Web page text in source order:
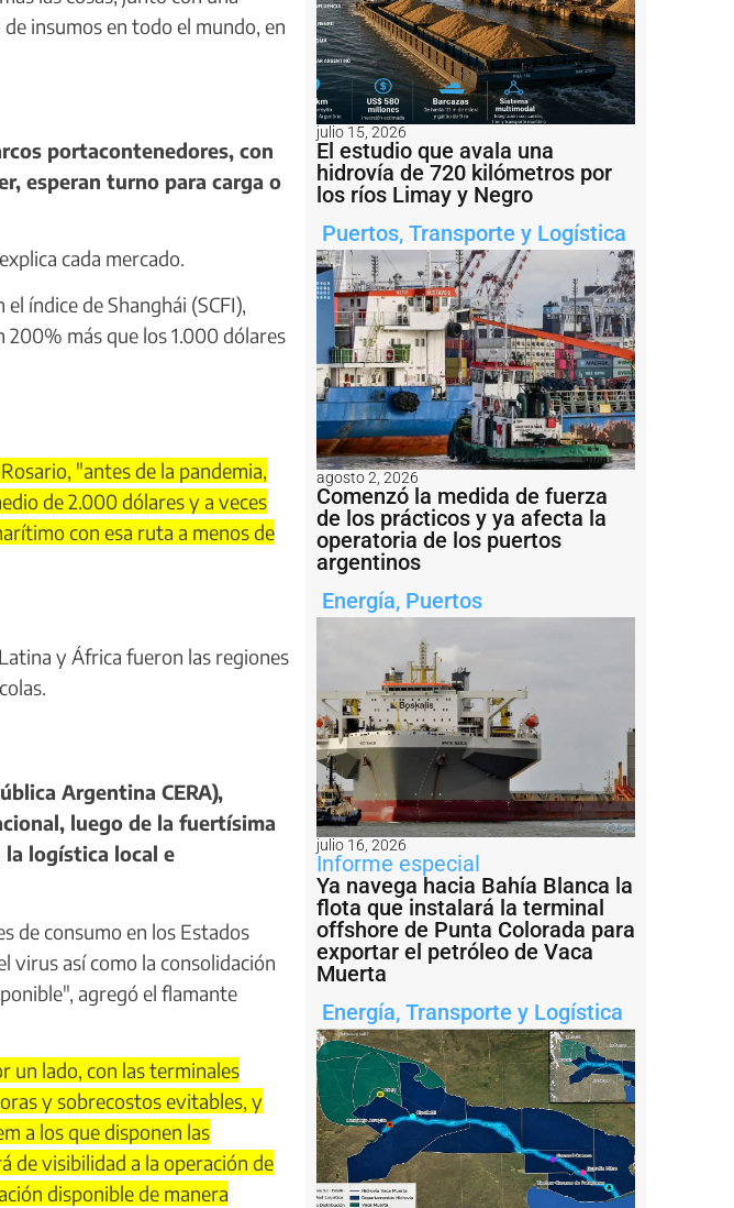
insumos en todo el mundo, en
portacontenedores, con
esperan turno para carga o
cada mercado.
índice de Shanghái (SCFI),
200% más que los 1.000 dólares
"antes de la pandemia,
de 2.000 dólares y a veces
con esa ruta a menos de
y África fueron las regiones
Argentina CERA),
luego de la fuertísima
la logística local e
de consumo en los Estados
virus así como la consolidación
agregó el flamante
un lado, con las terminales
y sobrecostos evitables, y
a los que disponen las
de visibilidad a la operación de
disponible de manera
julio 15, 2026
El estudio que avala una
hidrovía de 720 kilómetros por
los ríos Limay y Negro
Puertos, Transporte y Logística
agosto 2, 2026
Comenzó la medida de fuerza
de los prácticos y ya afecta la
operatoria de los puertos
argentinos
Energía, Puertos
julio 16, 2026
Informe especial
Ya navega hacia Bahía Blanca la
flota que instalará la terminal
offshore de Punta Colorada para
exportar el petróleo de Vaca
Muerta
Energía, Transporte y Logística